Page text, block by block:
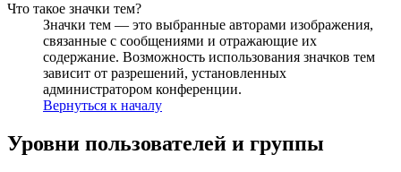
Что такое значки тем?
Значки тем — это выбранные авторами изображения,
связанные с сообщениями и отражающие их
содержание. Возможность использования значков тем
зависит от разрешений, установленных
администратором конференции.
Вернуться к началу
Уровни пользователей и группы